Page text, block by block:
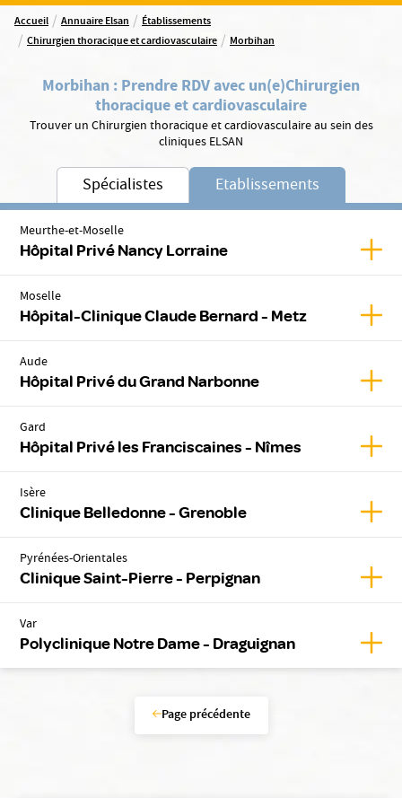
Accueil / Annuaire Elsan / Établissements
/ Chirurgien thoracique et cardiovasculaire / Morbihan
Morbihan : Prendre RDV avec un(e)Chirurgien
thoracique et cardiovasculaire
Trouver un Chirurgien thoracique et cardiovasculaire au sein des
cliniques ELSAN
Spécialistes Etablissements
Meurthe-et-Moselle
Hôpital Privé Nancy Lorraine
Moselle
Hôpital-Clinique Claude Bernard - Metz
Aude
Hôpital Privé du Grand Narbonne
Gard
Hôpital Privé les Franciscaines - Nîmes
Isère
Clinique Belledonne - Grenoble
Pyrénées-Orientales
Clinique Saint-Pierre - Perpignan
Var
Polyclinique Notre Dame - Draguignan
Page précédente